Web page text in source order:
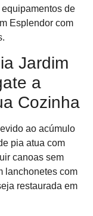
de
Esplendor com
Jardim
a
Cozinha
ao acúmulo
pia atua com
canoas sem
lanchonetes com
restaurada em